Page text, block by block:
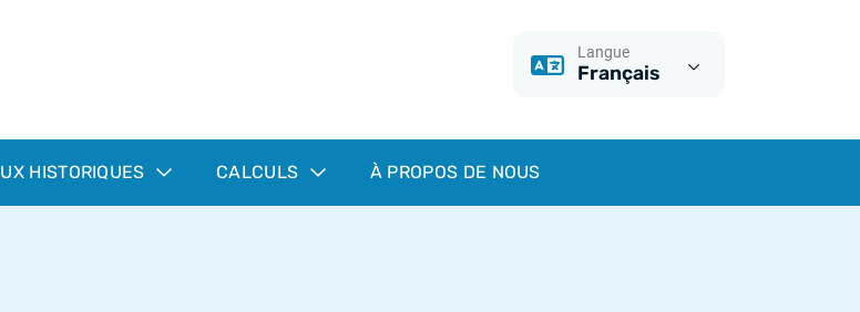
Langue
Français
HISTORIQUES CALCULS À PROPOS DE NOUS